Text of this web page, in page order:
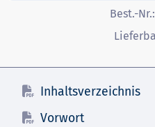
Best.-Nr.:
Inhaltsverzeichnis
Vorwort